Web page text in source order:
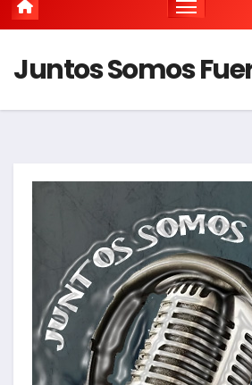
Juntos Somos